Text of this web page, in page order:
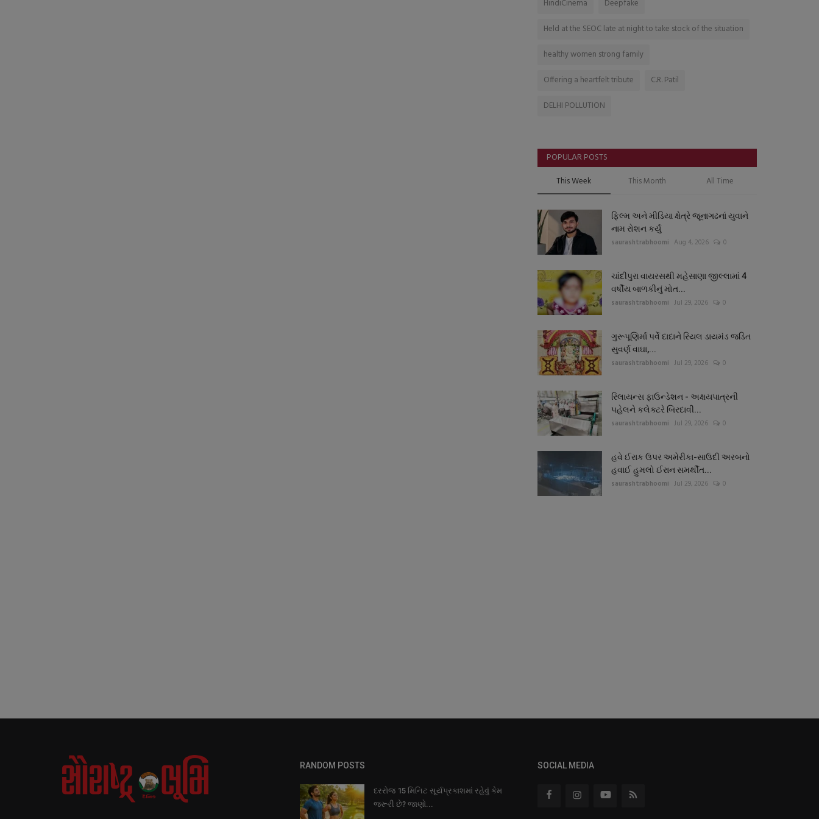
HindiCinema
Deepfake
Held at the SEOC late at night to take stock of the situation
healthy women strong family
Offering a heartfelt tribute
C.R. Patil
DELHI POLLUTION
POPULAR POSTS
This Week This Month All Time
ફિલ્મ અને મીડિયા ક્ષેત્રે જૂનાગઢનાં યુવાને
નામ રોશન કર્યું
saurashtrabhoomi Aug 4, 2026 0
ચાંદીપુરા વાયરસથી મહેસાણા જીલ્લામાં 4
વર્ષીય બાળકીનું મોત...
saurashtrabhoomi Jul 29, 2026 0
ગુરૂપૂણિર્માં પર્વે દાદાને રિયલ ડાયમંડ જડિત
સુવર્ણ વાઘા,...
saurashtrabhoomi Jul 29, 2026 0
રિલાયન્સ ફાઉન્ડેશન - અક્ષયપાત્રની
પહેલને કલેક્ટરે બિરદાવી...
saurashtrabhoomi Jul 29, 2026 0
હવે ઈરાક ઉપર અમેરીકા-સાઉદી અરબનો
હવાઈ હુમલો ઈરાન સમર્થીત...
saurashtrabhoomi Jul 29, 2026 0
RANDOM POSTS
દરરોજ 15 મિનિટ સૂર્યપ્રકાશમાં રહેવું કેમ
જરૂરી છે? જાણો...
SOCIAL MEDIA